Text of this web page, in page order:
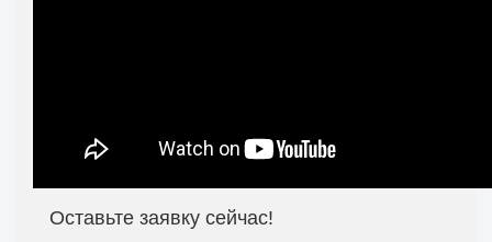
Оставьте заявку сейчас!